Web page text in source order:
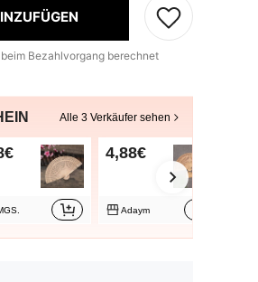
Bezahlvorgang berechnet
Alle 3 Verkäufer sehen
4,88€
Adaym